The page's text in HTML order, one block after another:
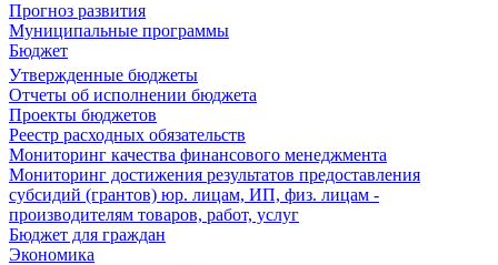
Прогноз развития
Муниципальные программы
Бюджет
Утвержденные бюджеты
Отчеты об исполнении бюджета
Проекты бюджетов
Реестр расходных обязательств
Мониторинг качества финансового менеджмента
Мониторинг достижения результатов предоставления
субсидий (грантов) юр. лицам, ИП, физ. лицам -
производителям товаров, работ, услуг
Бюджет для граждан
Экономика